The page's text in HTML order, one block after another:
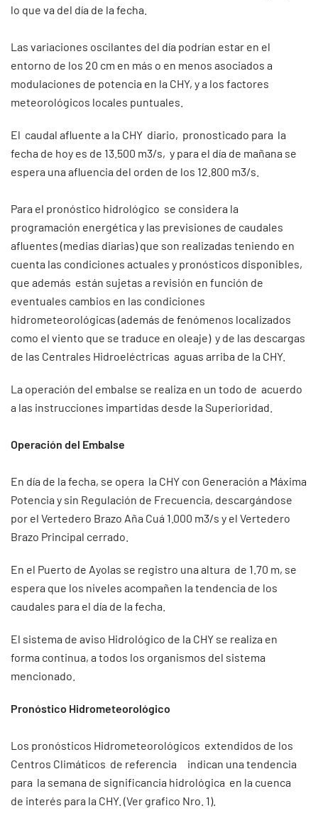
lo que va del día de la fecha.
Las variaciones oscilantes del día podrían estar en el
entorno de los 20 cm en más o en menos asociados a
modulaciones de potencia en la CHY, y a los factores
meteorológicos locales puntuales.
El caudal afluente a la CHY diario, pronosticado para la
fecha de hoy es de 13.500 m3/s, y para el día de mañana se
espera una afluencia del orden de los 12.800 m3/s.
Para el pronóstico hidrológico se considera la
programación energética y las previsiones de caudales
afluentes (medias diarias) que son realizadas teniendo en
cuenta las condiciones actuales y pronósticos disponibles,
que además están sujetas a revisión en función de
eventuales cambios en las condiciones
hidrometeorológicas (además de fenómenos localizados
como el viento que se traduce en oleaje) y de las descargas
de las Centrales Hidroeléctricas aguas arriba de la CHY.
La operación del embalse se realiza en un todo de acuerdo
a las instrucciones impartidas desde la Superioridad.
Operación del Embalse
En día de la fecha, se opera la CHY con Generación a Máxima
Potencia y sin Regulación de Frecuencia, descargándose
por el Vertedero Brazo Aña Cuá 1.000 m3/s y el Vertedero
Brazo Principal cerrado.
En el Puerto de Ayolas se registro una altura de 1.70 m, se
espera que los niveles acompañen la tendencia de los
caudales para el día de la fecha.
El sistema de aviso Hidrológico de la CHY se realiza en
forma continua, a todos los organismos del sistema
mencionado.
Pronóstico Hidrometeorológico
Los pronósticos Hidrometeorológicos extendidos de los
Centros Climáticos de referencia indican una tendencia
para la semana de significancia hidrológica en la cuenca
de interés para la CHY. (Ver grafico Nro. 1).